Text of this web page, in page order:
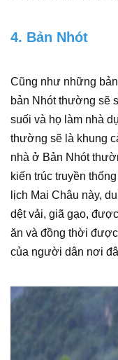
4. Bản Nhót
Cũng như những
bản Nhót thường sẽ
suối và họ làm nhà
thường sẽ là khung
nhà ở Bản Nhót
kiến trúc truyền
lịch Mai Châu này,
dệt vải, giã gạo,
ăn và đồng thời
của người dân nơi